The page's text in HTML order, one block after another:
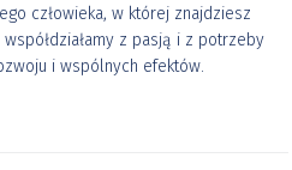
człowieka, w której znajdziesz
z pasją i z potrzeby
i wspólnych efektów.